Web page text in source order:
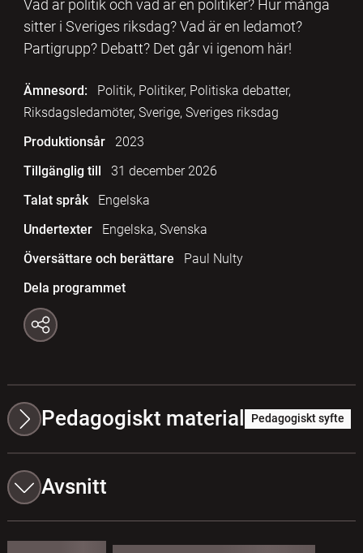
Vad är politik och vad är en politiker? Hur många
sitter i Sveriges riksdag? Vad är en ledamot?
Partigrupp? Debatt? Det går vi igenom här!
Ämnesord:
Politik, Politiker, Politiska debatter,
Riksdagsledamöter, Sverige, Sveriges riksdag
Produktionsår
2023
Tillgänglig till
31 december 2026
Talat språk
Engelska
Undertexter
Engelska, Svenska
Översättare och berättare
Paul Nulty
Dela programmet
Pedagogiskt material Pedagogiskt syfte
Avsnitt